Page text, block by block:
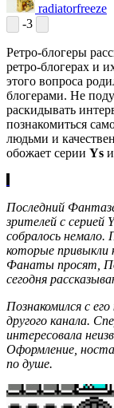
radiatorfreeze
-3
Ретро-блогеры
ретро-блогерах и
этого вопроса
блогерами. Не
раскидывать
познакомиться
людьми и
обожает серии Ys и
Последний
зрителей с
собралось немало.
которые привыкли
Фанаты просят,
сегодня
Познакомился с
другого канала.
интересовала
Оформление,
по душе.